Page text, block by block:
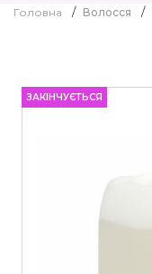
Головна Волосся
ЗАКІНЧУЄТЬСЯ